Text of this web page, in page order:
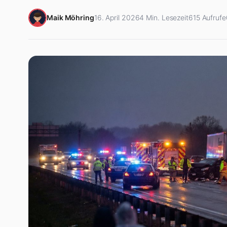
Maik Möhring16. April 20264 Min. Lesezeit615 Aufrufe